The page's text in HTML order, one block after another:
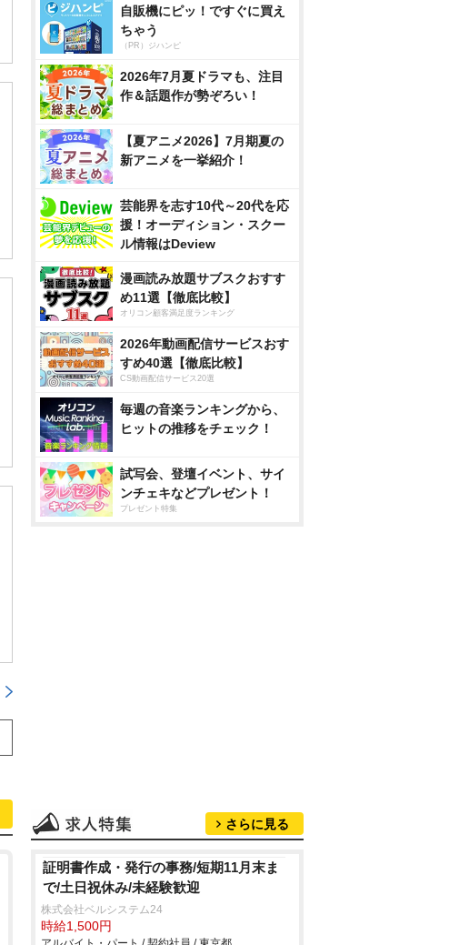
自販機にピッ！ですぐに買え
ちゃう
（PR）ジハンピ
2026年7月夏ドラマも、注目
作＆話題作が勢ぞろい！
【夏アニメ2026】7月期夏の
新アニメを一挙紹介！
芸能界を志す10代～20代を応
援！オーディション・スクー
ル情報はDeview
漫画読み放題サブスクおすす
め11選【徹底比較】
オリコン顧客満足度ランキング
2026年動画配信サービスおす
すめ40選【徹底比較】
CS動画配信サービス20選
毎週の音楽ランキングから、
ヒットの推移をチェック！
試写会、登壇イベント、サイ
ンチェキなどプレゼント！
プレゼント特集
さらに見る
証明書作成・発行の事務/短期11月末ま
で/土日祝休み/未経験歓迎
株式会社ベルシステム24
時給1,500円